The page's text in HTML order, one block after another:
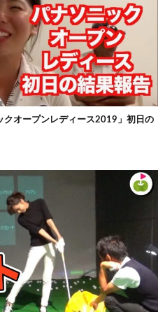
クオープンレディース2019」初日の